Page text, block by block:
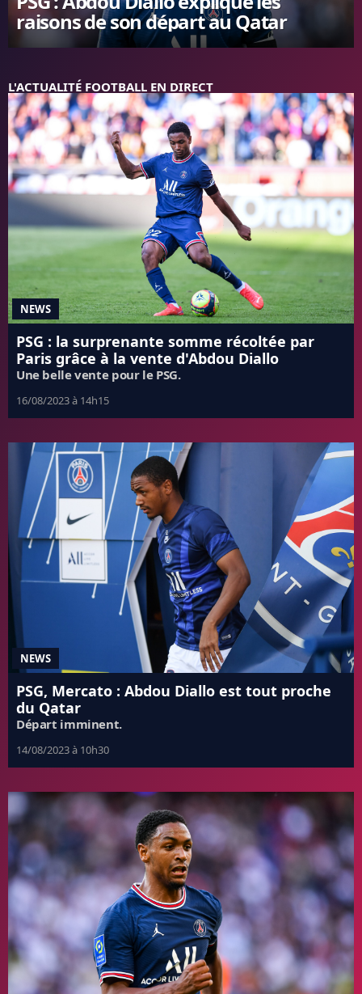
FC BARCELONE
MANCHESTER UNITED
BAYERN
L'AVIS DE LA RÉDAC'
raisons de son départ au Qatar
L'ACTUALITÉ FOOTBALL EN DIRECT
NEWS
PSG : la surprenante somme récoltée par
Paris grâce à la vente d'Abdou Diallo
Une belle vente pour le PSG.
16/08/2023 à 14h15
NEWS
PSG, Mercato : Abdou Diallo est tout proche
du Qatar
Départ imminent.
14/08/2023 à 10h30